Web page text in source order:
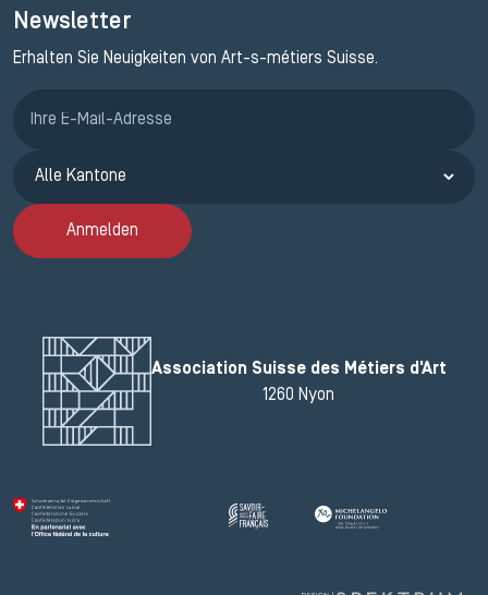
Newsletter
Erhalten Sie Neuigkeiten von Art-s-métiers Suisse.
Anmelden
Association Suisse des Métiers d'Art
1260 Nyon